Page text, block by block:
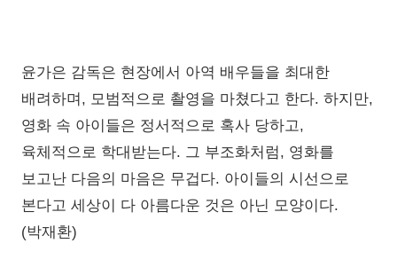
윤가은 감독은 현장에서 아역 배우들을 최대한
배려하며, 모범적으로 촬영을 마쳤다고 한다. 하지만,
영화 속 아이들은 정서적으로 혹사 당하고,
육체적으로 학대받는다. 그 부조화처럼, 영화를
보고난 다음의 마음은 무겁다. 아이들의 시선으로
본다고 세상이 다 아름다운 것은 아닌 모양이다.
(박재환)